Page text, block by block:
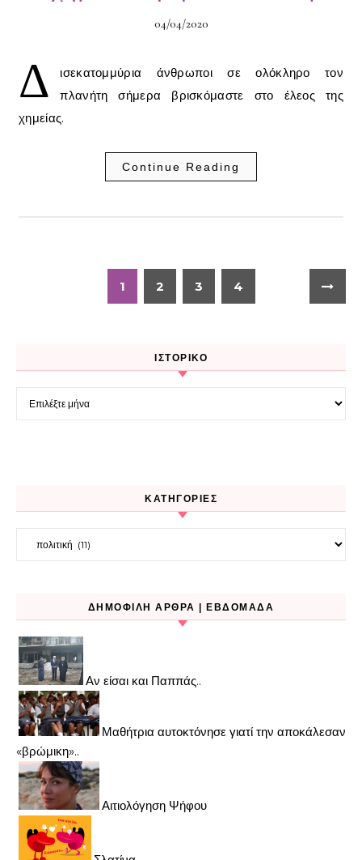
04/04/2020
Δ
ισεκατομμύρια άνθρωποι σε ολόκληρο τον
πλανήτη σήμερα βρισκόμαστε στο έλεος της
χημείας.
Continue Reading
1 2 3 4
ΙΣΤΟΡΙΚΌ
Ιστορικό
KΑΤΗΓΟΡΊΕΣ
Kατηγορίες
ΔΗΜΟΦΙΛΉ ΆΡΘΡΑ | ΕΒΔΟΜΆΔΑ
Αν είσαι και Παππάς..
Μαθήτρια αυτοκτόνησε γιατί την αποκάλεσαν
«βρώμικη»..
Αιτιολόγηση Ψήφου